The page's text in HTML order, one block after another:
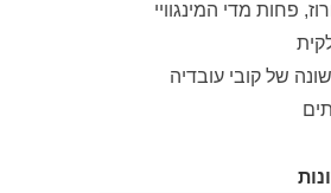
פחות מדי המינגוויי
של קובי עובדיה